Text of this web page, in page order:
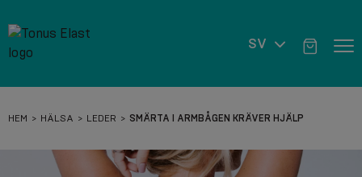
SV
HEM HÄLSA LEDER SMÄRTA I ARMBÅGEN KRÄVER HJÄLP